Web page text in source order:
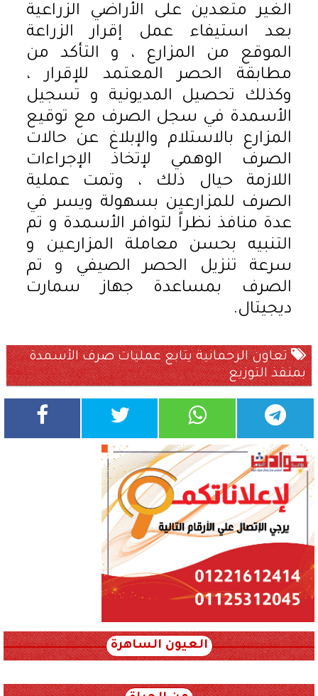
الغير متعدين على الأراضي الزراعية
بعد استيفاء عمل إقرار الزراعة
الموقع من المزارع ، و التأكد من
مطابقة الحصر المعتمد للإقرار ،
وكذلك تحصيل المديونية و تسجيل
الأسمدة في سجل الصرف مع توقيع
المزارع بالاستلام والإبلاغ عن حالات
الصرف الوهمي لإتخاذ الإجراءات
اللازمة حيال ذلك ، وتمت عملية
الصرف للمزارعين بسهولة ويسر في
عدة منافذ نظراً لتوافر الأسمدة و تم
التنبيه بحسن معاملة المزارعين و
سرعة تنزيل الحصر الصيفي و تم
الصرف بمساعدة جهاز سمارت
ديجيتال.
تعاون الرحمانية يتابع عمليات صرف الأسمدة
بمنفذ التوزيع
العيون الساهرة